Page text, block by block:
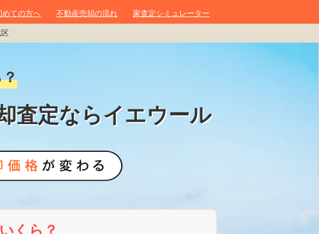
めての方へ 不動産売却の流れ 家査定シミュレーター
査定ならイエウール
くら？